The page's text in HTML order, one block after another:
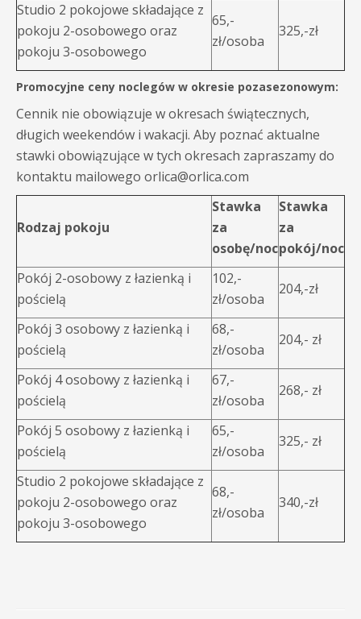
Studio 2 pokojowe składające z
pokoju 2-osobowego oraz
pokoju 3-osobowego
65,-
zł/osoba
325,-zł
Promocyjne ceny noclegów w okresie pozasezonowym:
Cennik nie obowiązuje w okresach świątecznych,
długich weekendów i wakacji. Aby poznać aktualne
stawki obowiązujące w tych okresach zapraszamy do
kontaktu mailowego orlica@orlica.com
Rodzaj pokoju
Stawka
za
osobę/noc
Stawka
za
pokój/noc
Pokój 2-osobowy z łazienką i
pościelą
102,-
zł/osoba
204,-zł
Pokój 3 osobowy z łazienką i
pościelą
68,-
zł/osoba
204,- zł
Pokój 4 osobowy z łazienką i
pościelą
67,-
zł/osoba
268,- zł
Pokój 5 osobowy z łazienką i
pościelą
65,-
zł/osoba
325,- zł
Studio 2 pokojowe składające z
pokoju 2-osobowego oraz
pokoju 3-osobowego
68,-
zł/osoba
340,-zł